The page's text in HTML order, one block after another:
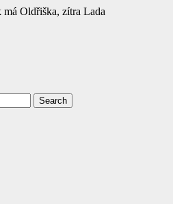
má Oldřiška, zítra Lada
Search